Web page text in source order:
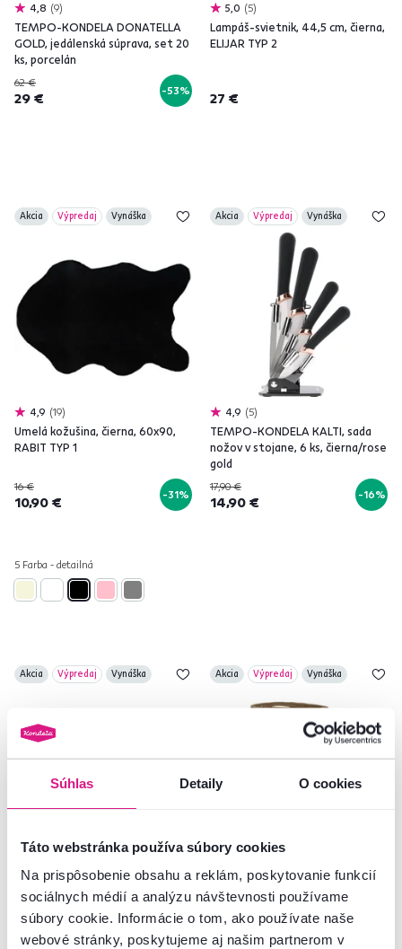
Súhlas Detaily O cookies
Táto webstránka používa súbory cookies
Na prispôsobenie obsahu a reklám, poskytovanie funkcií
sociálnych médií a analýzu návštevnosti používame
súbory cookie. Informácie o tom, ako používate naše
webové stránky, poskytujeme aj našim partnerom v
4,8 9
TEMPO-KONDELA DONATELLA
GOLD, jedálenská súprava, set 20
ks, porcelán
62 €
29 € -53%
5,0 5
Lampáš-svietnik, 44,5 cm, čierna,
ELIJAR TYP 2
27 €
Akcia Výpredaj Vynáška
4,9 19
Umelá kožušina, čierna, 60x90,
RABIT TYP 1
16 €
10,90 € -31%
5 Farba - detailná
Akcia Výpredaj Vynáška
4,9 5
TEMPO-KONDELA KALTI, sada
nožov v stojane, 6 ks, čierna/rose
gold
17,90 €
14,90 € -16%
Akcia Výpredaj Vynáška
5,0 2
TEMPO-KONDELA HORTI,
nutričná kuchynská váha s
aplikáciou, čierna, sklo
12,90 €
Akcia Výpredaj Vynáška
5,0 4
TEMPO-KONDELA KORLIS, obaly
na kvetináče, set 3 ks, prírodná/
čierna
29,90 €